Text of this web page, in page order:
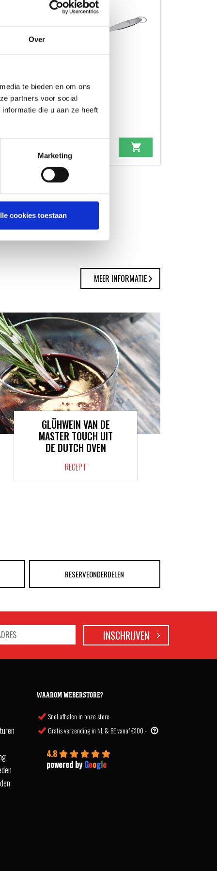
Over
te bieden en om ons
partners voor social
die u aan ze heeft
Marketing
cookies toestaan
DELUXE SPATEL RVS
34,99
Oorspronkelijke
24,99
MEER INFORMATIE
GLÜHWEIN VAN DE
MASTER TOUCH UIT
DE DUTCH OVEN
RECEPT
RESERVEONDERDELEN
WAAROM WEBERSTORE?
Snel afhalen in onze store
Gratis verzending in NL & BE vanaf €100,-
4.8
powered byGoogle